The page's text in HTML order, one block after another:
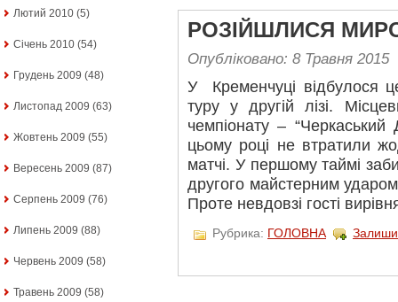
Лютий 2010 (5)
Січень 2010 (54)
Грудень 2009 (48)
Листопад 2009 (63)
Жовтень 2009 (55)
Вересень 2009 (87)
Серпень 2009 (76)
Липень 2009 (88)
Червень 2009 (58)
Травень 2009 (58)
РОЗІЙШЛИСЯ
Опубліковано: 8 Травня 2015
У Кременчуці відбулося
туру у другій лізі.
чемпіонату – “Черкаський
цьому році не втратили
матчі. У першому таймі
другого майстерним
Проте невдовзі гості
Рубрика: ГОЛОВНА